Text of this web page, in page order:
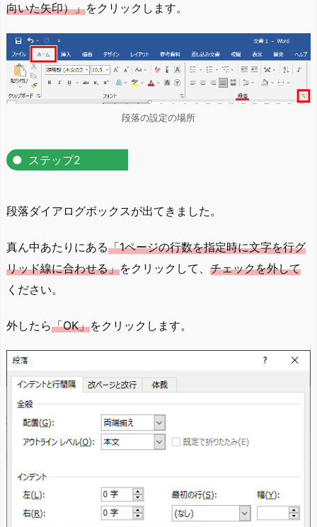
向いた矢印）」をクリックします。
段落の設定の場所
ステップ2
段落ダイアログボックスが出てきました。
真ん中あたりにある「1ページの行数を指定時に文字を行グ
リッド線に合わせる」をクリックして、 チェックを外して
ください。
外したら「OK」をクリックします。